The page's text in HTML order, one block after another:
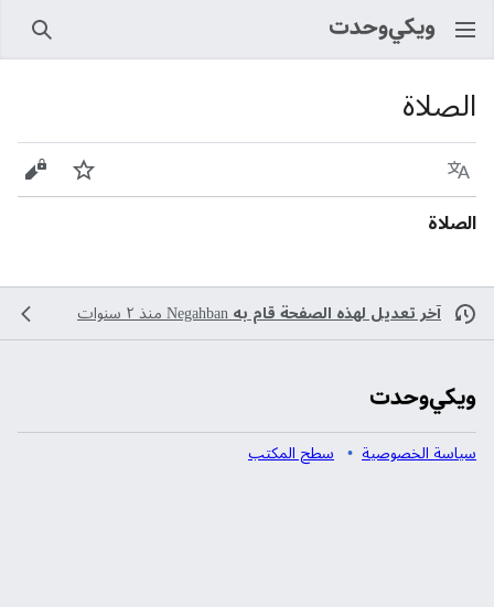
بحث
الصلاة
اللغة راقب
الصلاة
آخر تعديل لهذه الصفحة قام بهNegahbanمنذ ٢ سنوات
سياسة الخصوصية سطح المكتب